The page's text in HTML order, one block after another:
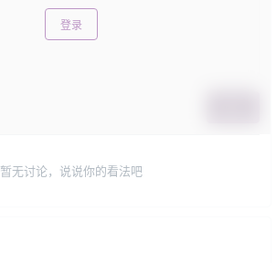
登录
暂无讨论，说说你的看法吧